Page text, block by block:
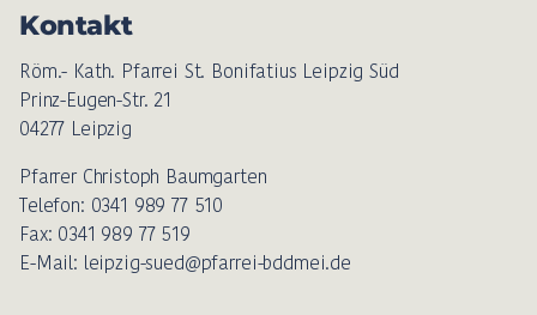
Kontakt
Röm.- Kath. Pfarrei St. Bonifatius Leipzig Süd
Prinz-Eugen-Str. 21
04277 Leipzig
Pfarrer Christoph Baumgarten
Telefon: 0341 989 77 510
Fax: 0341 989 77 519
E-Mail: leipzig-sued@pfarrei-bddmei.de